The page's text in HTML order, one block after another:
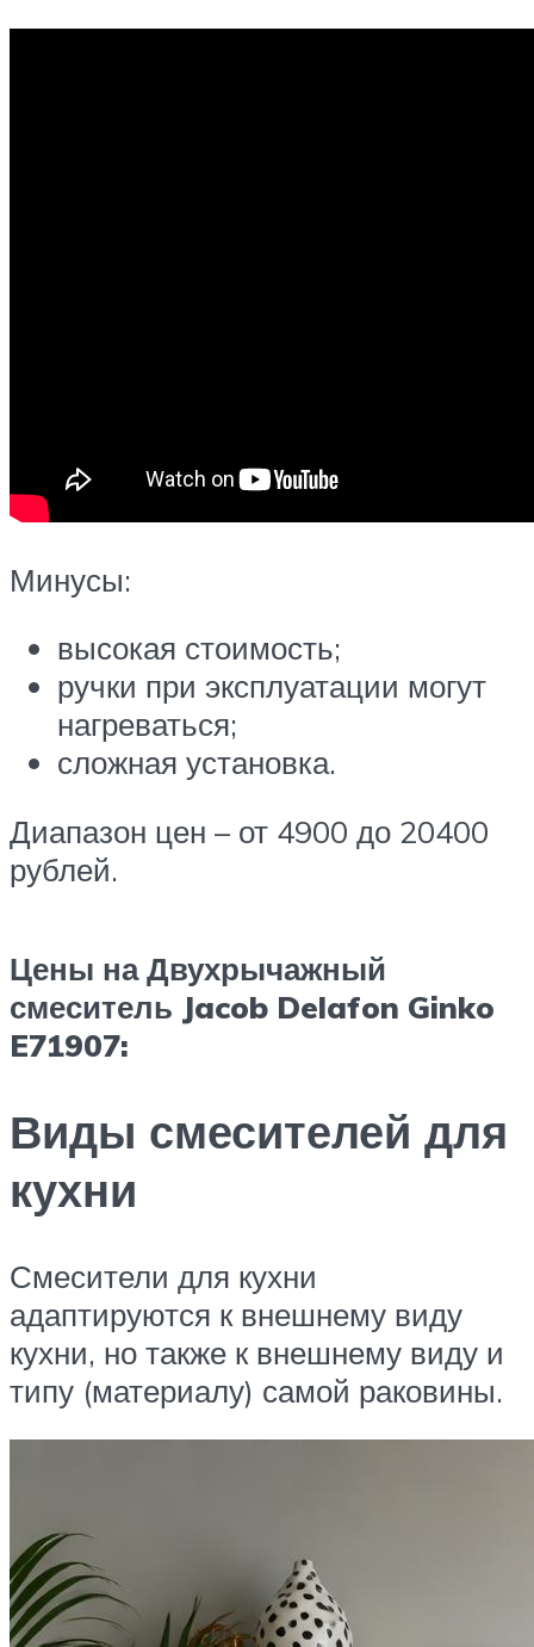
Минусы:
высокая стоимость;
ручки при эксплуатации могут
нагреваться;
сложная установка.
Диапазон цен – от 4900 до 20400
рублей.
Цены на Двухрычажный
смеситель Jacob Delafon Ginko
E71907:
Виды смесителей для
кухни
Смесители для кухни
адаптируются к внешнему виду
кухни, но также к внешнему виду и
типу (материалу) самой раковины.